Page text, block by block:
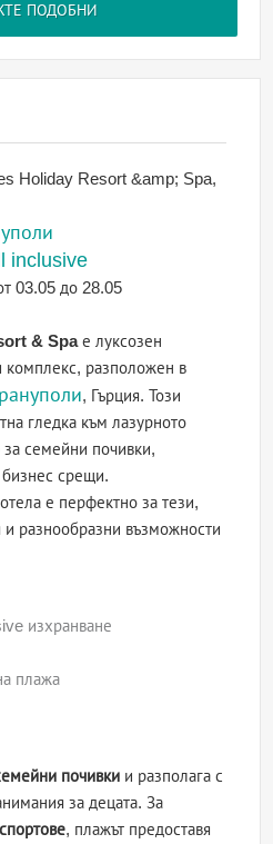
ПОДОБНИ
Holiday Resort &amp; Spa,
inclusive
03.05 до 28.05
& Spaе луксозен
комплекс, разположен в
, Гърция. Този
гледка към лазурното
семейни почивки,
бизнес срещи.
е перфектно за тези,
и разнообразни възможности
изхранване
плажа
почивки и разполага с
за децата. За
, плажът предоставя